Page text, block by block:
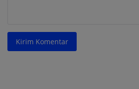
Kirim Komentar